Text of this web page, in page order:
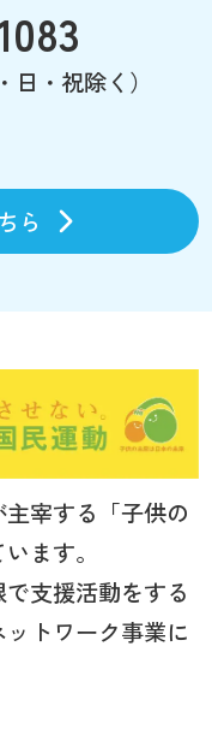
日・祝除く）
ら
宰する「子供の
ます。
支援活動をする
トワーク事業に